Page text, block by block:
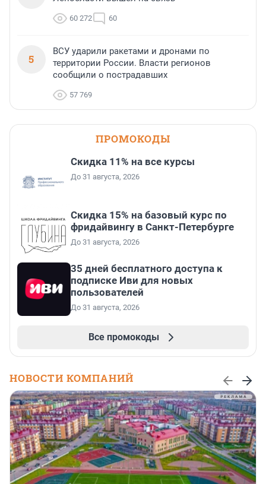
60 272 60
5
ВСУ ударили ракетами и дронами по
территории России. Власти регионов
сообщили о пострадавших
57 769
ПРОМОКОДЫ
Скидка 11% на все курсы
До 31 августа, 2026
Скидка 15% на базовый курс по
фридайвингу в Санкт-Петербурге
До 31 августа, 2026
35 дней бесплатного доступа к
подписке Иви для новых
пользователей
До 31 августа, 2026
Все промокоды
НОВОСТИ КОМПАНИЙ